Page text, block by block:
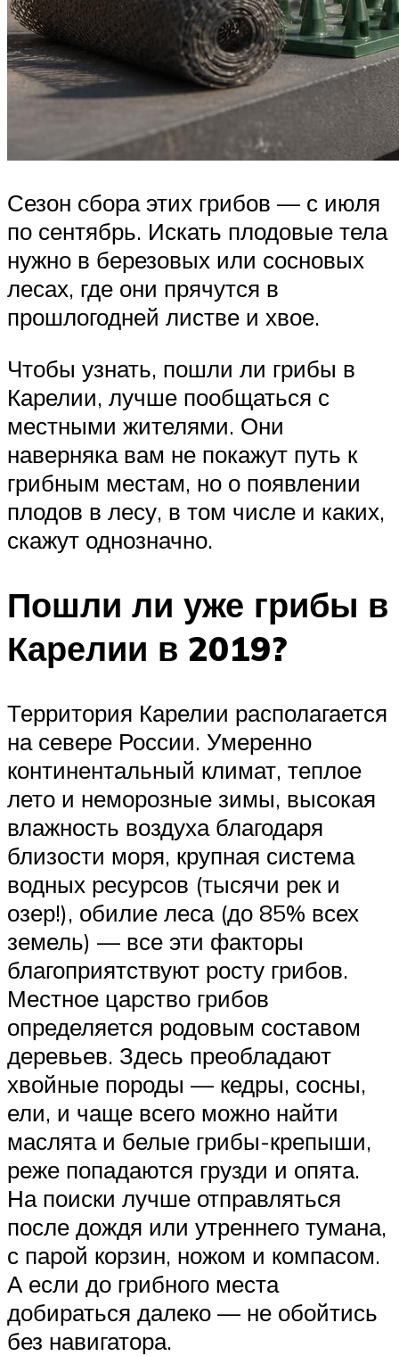
Сезон сбора этих грибов — с июля
по сентябрь. Искать плодовые тела
нужно в березовых или сосновых
лесах, где они прячутся в
прошлогодней листве и хвое.
Чтобы узнать, пошли ли грибы в
Карелии, лучше пообщаться с
местными жителями. Они
наверняка вам не покажут путь к
грибным местам, но о появлении
плодов в лесу, в том числе и каких,
скажут однозначно.
Пошли ли уже грибы в
Карелии в 2019?
Территория Карелии располагается
на севере России. Умеренно
континентальный климат, теплое
лето и неморозные зимы, высокая
влажность воздуха благодаря
близости моря, крупная система
водных ресурсов (тысячи рек и
озер!), обилие леса (до 85% всех
земель) — все эти факторы
благоприятствуют росту грибов.
Местное царство грибов
определяется родовым составом
деревьев. Здесь преобладают
хвойные породы — кедры, сосны,
ели, и чаще всего можно найти
маслята и белые грибы-крепыши,
реже попадаются грузди и опята.
На поиски лучше отправляться
после дождя или утреннего тумана,
с парой корзин, ножом и компасом.
А если до грибного места
добираться далеко — не обойтись
без навигатора.